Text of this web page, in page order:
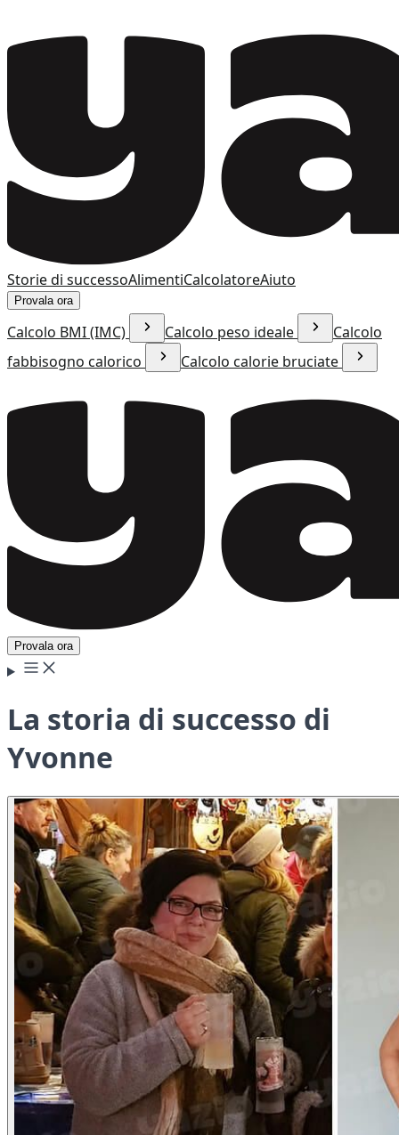
Storie di successoAlimentiCalcolatoreAiuto
Provala ora
Calcolo BMI (IMC) Calcolo peso ideale
Calcolo
fabbisogno calorico
Calcolo calorie bruciate
Provala ora
La storia di successo di
Yvonne